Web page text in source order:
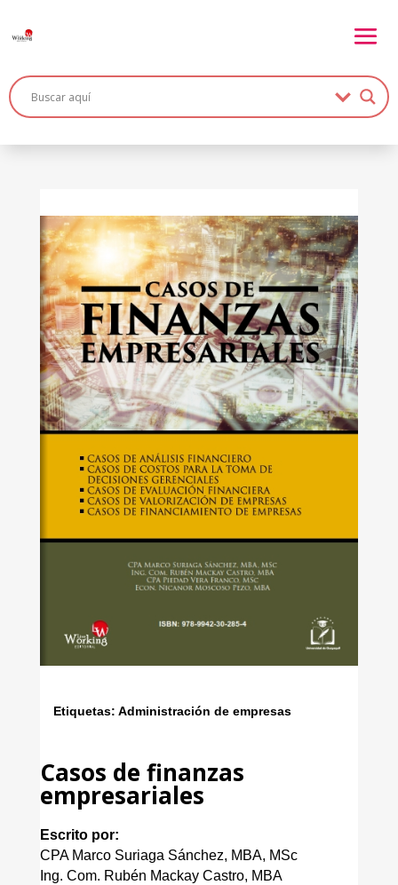
Etiquetas: Administración de empresas
Casos de finanzas
empresariales
Escrito por:
CPA Marco Suriaga Sánchez, MBA, MSc
Ing. Com. Rubén Mackay Castro, MBA